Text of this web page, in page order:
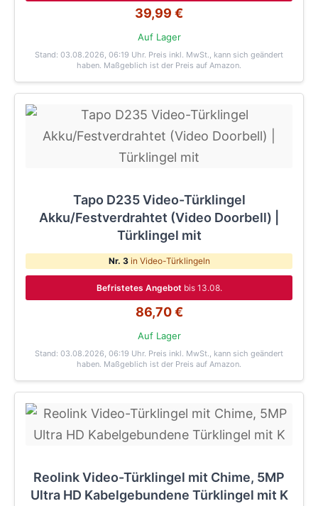
39,99 €
Auf Lager
Stand: 03.08.2026, 06:19 Uhr. Preis inkl. MwSt., kann sich geändert
haben. Maßgeblich ist der Preis auf Amazon.
Tapo D235 Video-Türklingel
Akku/Festverdrahtet (Video Doorbell) |
Türklingel mit
Nr. 3in Video-Türklingeln
Befristetes Angebot bis 13.08.
86,70 €
Auf Lager
Stand: 03.08.2026, 06:19 Uhr. Preis inkl. MwSt., kann sich geändert
haben. Maßgeblich ist der Preis auf Amazon.
Reolink Video-Türklingel mit Chime, 5MP
Ultra HD Kabelgebundene Türklingel mit K